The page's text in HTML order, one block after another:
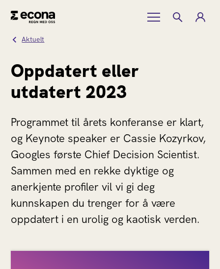
Aktuelt
Oppdatert eller
utdatert 2023
Programmet til årets konferanse er klart,
og Keynote speaker er Cassie Kozyrkov,
Googles første Chief Decision Scientist.
Sammen med en rekke dyktige og
anerkjente profiler vil vi gi deg
kunnskapen du trenger for å være
oppdatert i en urolig og kaotisk verden.